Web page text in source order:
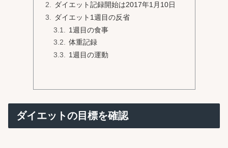
ダイエット記録開始は2017年1月10日
ダイエット1週目の反省
1週目の食事
体重記録
1週目の運動
ダイエットの目標を確認